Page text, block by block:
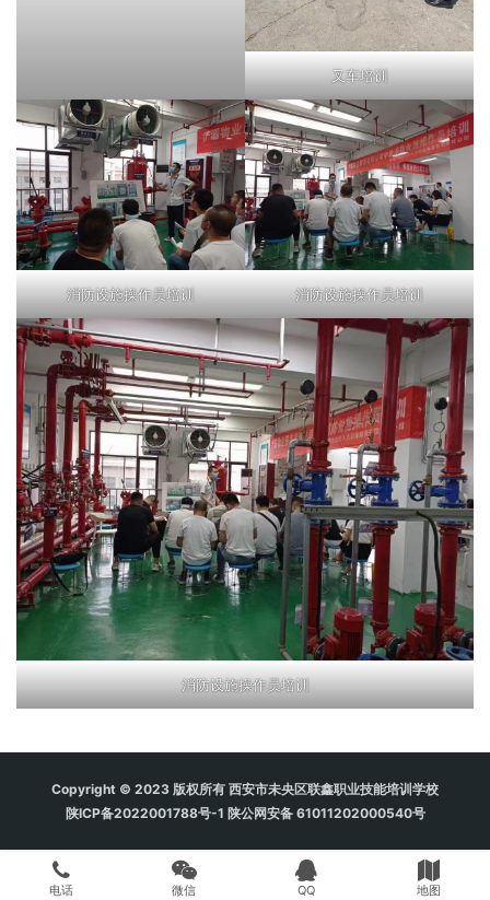
叉车培训
消防设施操作员培训 消防设施操作员培训
消防设施操作员培训
Copyright © 2023 版权所有 西安市未央区联鑫职业技能培训学校
陕ICP备2022001788号-1 陕公网安备 61011202000540号
电话 微信 QQ 地图